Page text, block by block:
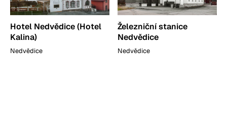
Hotel Nedvědice (Hotel
Kalina)
Nedvědice
Železniční stanice
Nedvědice
Nedvědice